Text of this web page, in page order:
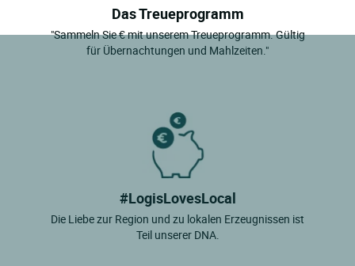
Das Treueprogramm
"Sammeln Sie € mit unserem Treueprogramm. Gültig
für Übernachtungen und Mahlzeiten."
#LogisLovesLocal
Die Liebe zur Region und zu lokalen Erzeugnissen ist
Teil unserer DNA.